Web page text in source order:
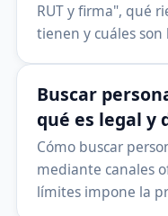
RUT y firma", qué
tienen y cuáles son
Buscar
qué es legal y
Cómo buscar
mediante canales
límites impone la